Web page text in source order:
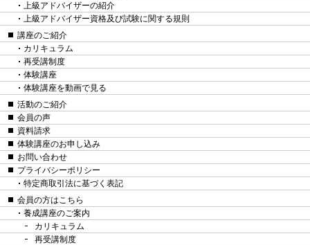
上級アドバイザーの紹介
上級アドバイザー資格及び試験に関する規則
講座のご紹介
カリキュラム
再受講制度
体験講座
体験講座を動画で見る
活動のご紹介
会員の声
資料請求
体験講座のお申し込み
お問い合わせ
プライバシーポリシー
特定商取引法に基づく表記
会員の方はこちら
養成講座のご案内
カリキュラム
再受講制度